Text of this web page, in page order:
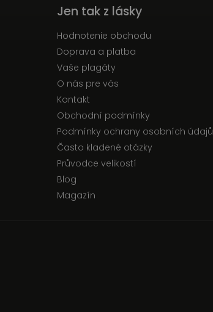
Jen tak z lásky
Hodnotenie obchodu
Doprava a platba
Vaše plagáty
O nás pre vás
Kontakt
Obchodní podmínky
Podmínky ochrany osobních údajů
Často kladené otázky
Průvodce velikostí
Blog
Magazín